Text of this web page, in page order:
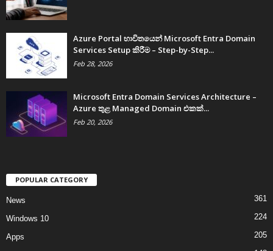
Azure Portal භාවිතයෙන් Microsoft Entra Domain
Services Setup කිරීම – Step-by-Step...
Feb 28, 2026
Microsoft Entra Domain Services Architecture –
Azure තුළ Managed Domain එකක්...
Feb 20, 2026
POPULAR CATEGORY
News 361
Windows 10 224
Apps 205